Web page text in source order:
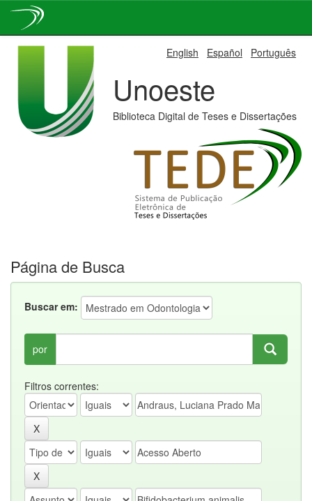
English Español Português
Unoeste
Biblioteca Digital de Teses e Dissertações
Página de Busca
Buscar em:
por
Filtros correntes: